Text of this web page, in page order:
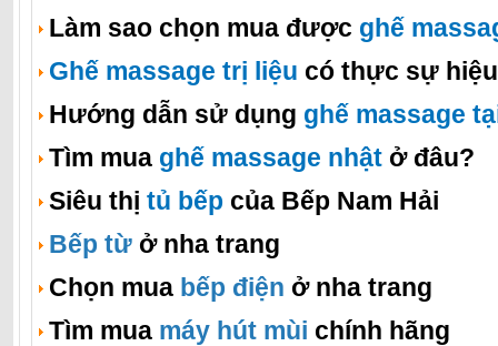
Làm sao chọn mua được ghế
Ghế massage trị liệu có thực sự
Hướng dẫn sử dụng ghế massage
Tìm mua ghế massage nhật ở đâu?
Siêu thị tủ bếp của Bếp Nam Hải
Bếp từ ở nha trang
Chọn mua bếp điện ở nha trang
Tìm mua máy hút mùi chính hãng